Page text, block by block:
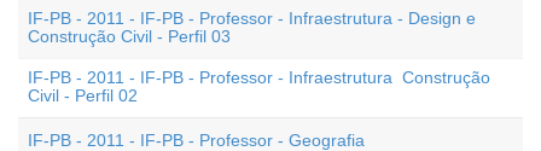
IF-PB - 2011 - IF-PB - Professor - Infraestrutura - Design e
Construção Civil - Perfil 03
IF-PB - 2011 - IF-PB - Professor - Infraestrutura  Construção
Civil - Perfil 02
IF-PB - 2011 - IF-PB - Professor - Geografia